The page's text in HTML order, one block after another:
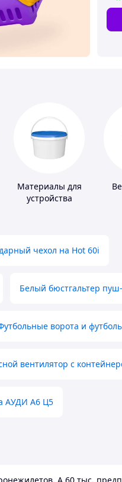
Материалы для
устройства
чехол на Hot 60i
Белый бюстгальтер
ворота и
вентилятор с
АУДИ А6 Ц5